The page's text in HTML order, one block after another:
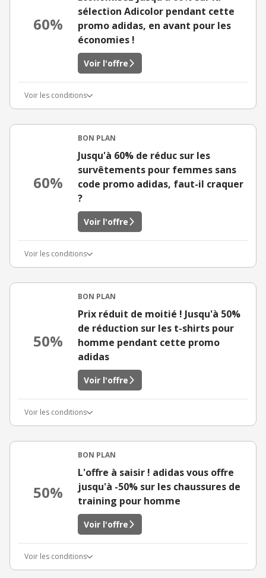
60%
sélection Adicolor pendant cette
promo adidas, en avant pour les
économies !
Voir l'offre
Voir les conditions
60%
BON PLAN
Jusqu'à 60% de réduc sur les
survêtements pour femmes sans
code promo adidas, faut-il craquer
?
Voir l'offre
Voir les conditions
50%
BON PLAN
Prix réduit de moitié ! Jusqu'à 50%
de réduction sur les t-shirts pour
homme pendant cette promo
adidas
Voir l'offre
Voir les conditions
50%
BON PLAN
L'offre à saisir ! adidas vous offre
jusqu'à -50% sur les chaussures de
training pour homme
Voir l'offre
Voir les conditions